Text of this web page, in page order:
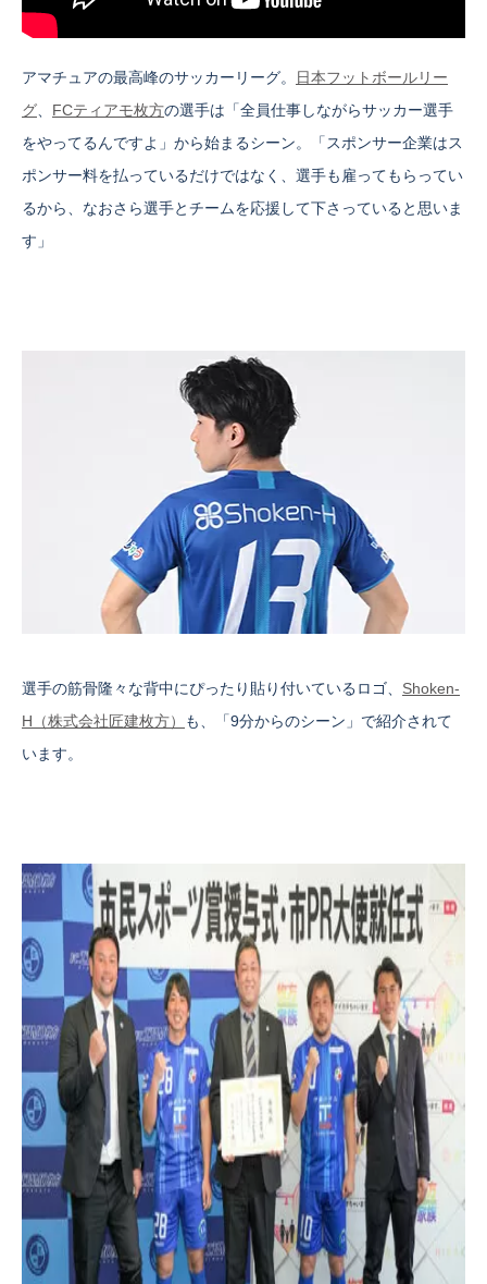
アマチュアの最高峰のサッカーリーグ。
日本フットボールリー
グ
FCティアモ枚方の選手は「全員仕事しながらサッカー選手
をやってるんですよ」から始まるシーン。「スポンサー企業はス
ポンサー料を払っているだけではなく、選手も雇ってもらってい
るから、なおさら選手とチームを応援して下さっていると思いま
す」
選手の筋骨隆々な背中にぴったり貼り付いているロゴ、 Shoken-
H（株式会社匠建枚方）
も、「9分からのシーン」で紹介されて
います。